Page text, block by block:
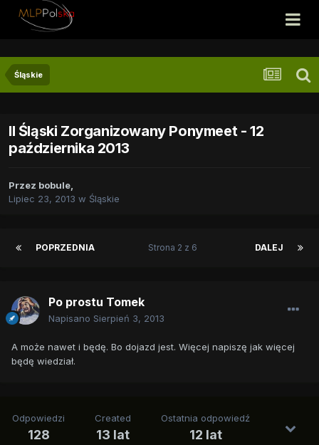
Śląskie
II Śląski Zorganizowany Ponymeet - 12
października 2013
Przez bobule,
Lipiec 23, 2013 w Śląskie
POPRZEDNIA DALEJ
Strona 2 z 6
Po prostu Tomek
Napisano Sierpień 3, 2013
A może nawet i będę. Bo dojazd jest. Więcej napiszę jak więcej
będę wiedział.
Odpowiedzi
128
Created
13 lat
Ostatnia odpowiedź
12 lat